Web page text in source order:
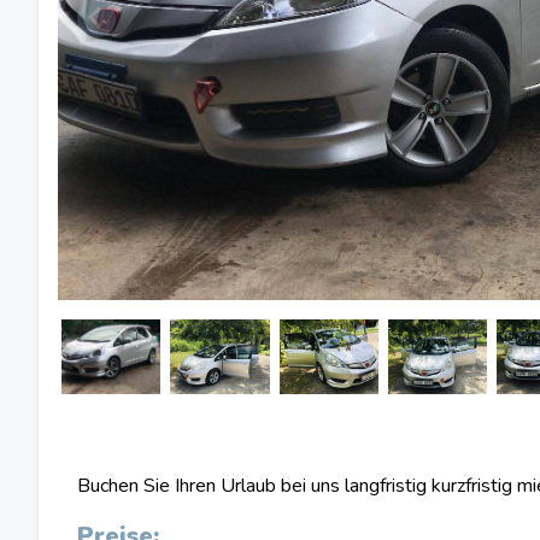
Buchen Sie Ihren Urlaub bei uns langfristig kurzfristig